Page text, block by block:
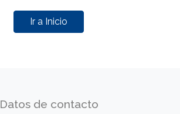
Ir a Inicio
Datos de contacto